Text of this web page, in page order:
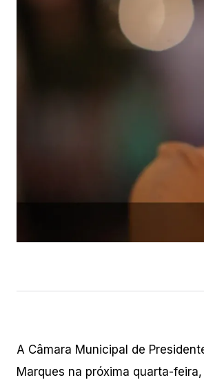
A Câmara Municipal de
Marques na próxima quarta-